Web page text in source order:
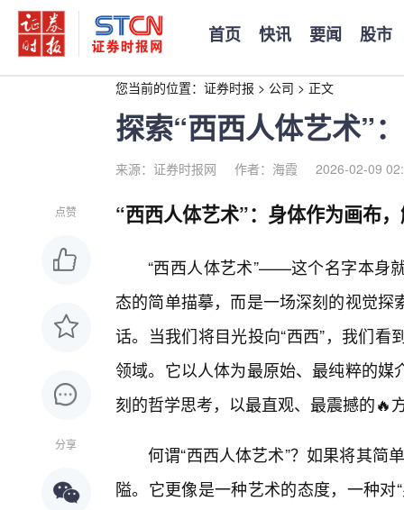
首页 快讯 要闻 股市
您当前的位置： 证券时报 > 公司 > 正文
探索“西西人体艺术”
来源：证券时报网 作者：海霞 2026-02-09
点赞
分享
“西西人体艺术”：身体作为画布
“西西人体艺术”——这个名字本身
态的简单描摹，而是一场深刻的视觉
话。当我们将目光投向“西西”，我们
领域。它以人体为最原始、最纯粹的
刻的哲学思考，以最直观、最震撼的🔥
何谓“西西人体艺术”？如果将其简
隘。它更像是一种艺术的态度，一种